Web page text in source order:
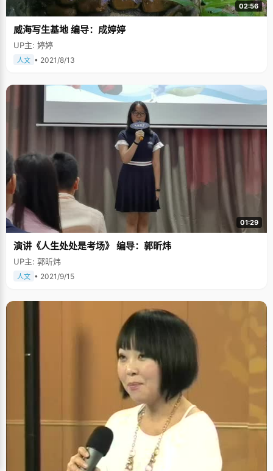
02:56
威海写生基地 编导：成婷婷
UP主: 婷婷
人文 • 2021/8/13
01:29
演讲《人生处处是考场》 编导：郭昕炜
UP主: 郭昕炜
人文 • 2021/9/15